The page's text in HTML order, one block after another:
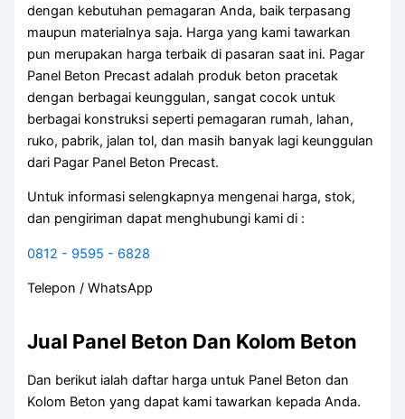
dengan kebutuhan pemagaran Anda, baik terpasang
maupun materialnya saja. Harga yang kami tawarkan
pun merupakan harga terbaik di pasaran saat ini. Pagar
Panel Beton Precast adalah produk beton pracetak
dengan berbagai keunggulan, sangat cocok untuk
berbagai konstruksi seperti pemagaran rumah, lahan,
ruko, pabrik, jalan tol, dan masih banyak lagi keunggulan
dari Pagar Panel Beton Precast.
Untuk informasi selengkapnya mengenai harga, stok,
dan pengiriman dapat menghubungi kami di :
0812 - 9595 - 6828
Telepon / WhatsApp
Jual Panel Beton Dan Kolom Beton
Dan berikut ialah daftar harga untuk Panel Beton dan
Kolom Beton yang dapat kami tawarkan kepada Anda.